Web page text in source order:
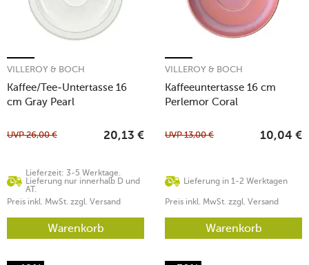
Kaffee/Tee-Untertasse 16
cm Gray Pearl
VILLEROY & BOCH
Lieferzeit: 3-5 Werktage.
Lieferung nur innerhalb D und
AT.
UVP26,00 € 20,13 €
Preis inkl. MwSt. zzgl. Versand
Warenkorb
Kaffeeuntertasse 16 cm
Perlemor Coral
VILLEROY & BOCH
Lieferung in 1-2 Werktagen
UVP13,00 € 10,04 €
Preis inkl. MwSt. zzgl. Versand
Warenkorb